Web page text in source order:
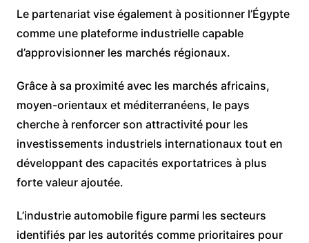
Le partenariat vise également à positionner l’Égypte
comme une plateforme industrielle capable
d’approvisionner les marchés régionaux.
Grâce à sa proximité avec les marchés africains,
moyen-orientaux et méditerranéens, le pays
cherche à renforcer son attractivité pour les
investissements industriels internationaux tout en
développant des capacités exportatrices à plus
forte valeur ajoutée.
L’industrie automobile figure parmi les secteurs
identifiés par les autorités comme prioritaires pour